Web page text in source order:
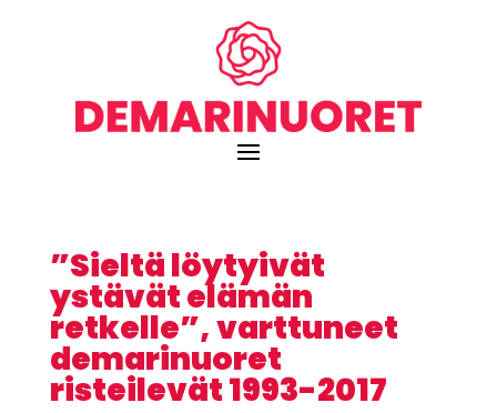
”Sieltä löytyivät
ystävät elämän
retkelle”, varttuneet
demarinuoret
risteilevät 1993-2017